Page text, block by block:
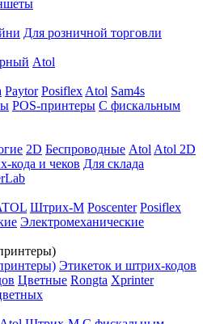
Для розничной торговли
Atol
Paytor Posiflex Atol Sam4s
POS-принтеры С фискальным
2D Беспроводные Atol Atol 2D
кода и чеков Для склада
Штрих-М Poscenter Posiflex
Электромеханические
Этикеток и штрих-кодов
Цветные Rongta Xprinter